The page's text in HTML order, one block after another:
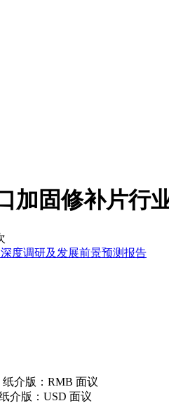
加固修补片
度调研及发展前景预测报告
纸介版：RMB 面议
介版：USD 面议